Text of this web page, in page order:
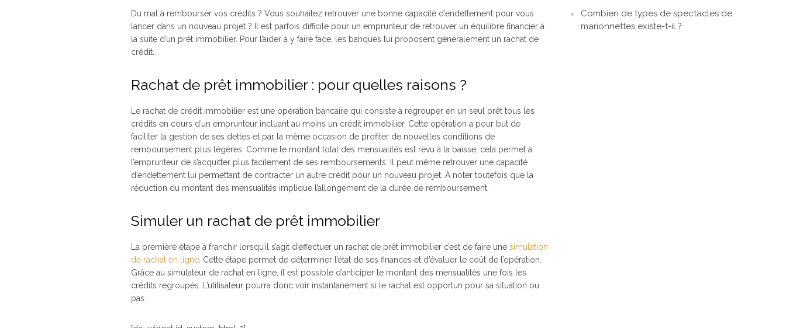
Du mal à rembourser vos crédits ? Vous souhaitez retrouver une bonne capacité d’endettement pour vous
lancer dans un nouveau projet ? Il est parfois difficile pour un emprunteur de retrouver un équilibre financier à
la suite d’un prêt immobilier. Pour l’aider à y faire face, les banques lui proposent généralement un rachat de
crédit.
Rachat de prêt immobilier : pour quelles raisons ?
Le rachat de crédit immobilier est une opération bancaire qui consiste à regrouper en un seul prêt tous les
crédits en cours d’un emprunteur incluant au moins un crédit immobilier. Cette opération a pour but de
faciliter la gestion de ses dettes et par la même occasion de profiter de nouvelles conditions de
remboursement plus légères. Comme le montant total des mensualités est revu à la baisse, cela permet à
l’emprunteur de s’acquitter plus facilement de ses remboursements. Il peut même retrouver une capacité
d’endettement lui permettant de contracter un autre crédit pour un nouveau projet. À noter toutefois que la
réduction du montant des mensualités implique l’allongement de la durée de remboursement.
Simuler un rachat de prêt immobilier
La première étape à franchir lorsqu’il s’agit d’effectuer un rachat de prêt immobilier c’est de faire unesimulation
de rachat en ligne . Cette étape permet de déterminer l’état de ses finances et d’évaluer le coût de l’opération.
Grâce au simulateur de rachat en ligne, il est possible d’anticiper le montant des mensualités une fois les
crédits regroupés. L’utilisateur pourra donc voir instantanément si le rachat est opportun pour sa situation ou
pas.
Combien de types de spectacles de
marionnettes existe-t-il ?